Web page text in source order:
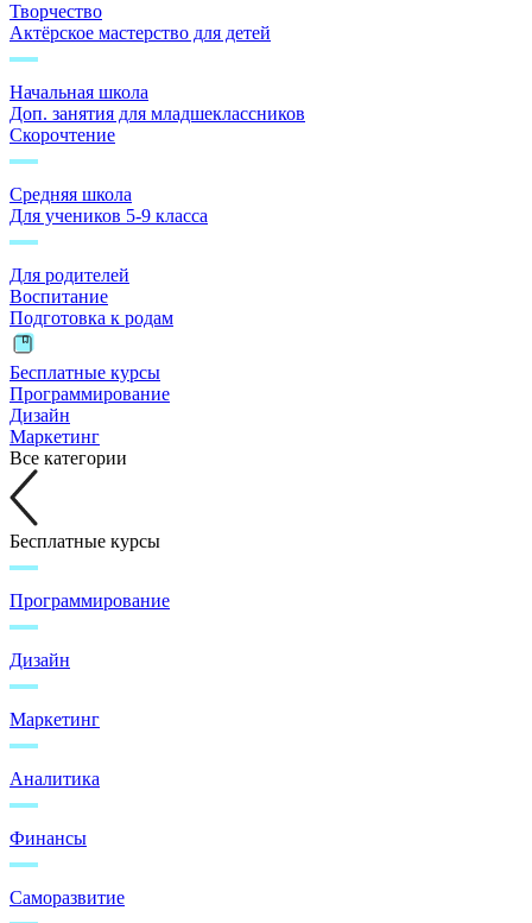
Творчество
Актёрское мастерство для детей
Начальная школа
Доп. занятия для младшеклассников
Скорочтение
Средняя школа
Для учеников 5-9 класса
Для родителей
Воспитание
Подготовка к родам
Бесплатные курсы
Программирование
Дизайн
Маркетинг
Все категории
Бесплатные курсы
Программирование
Дизайн
Маркетинг
Аналитика
Финансы
Саморазвитие